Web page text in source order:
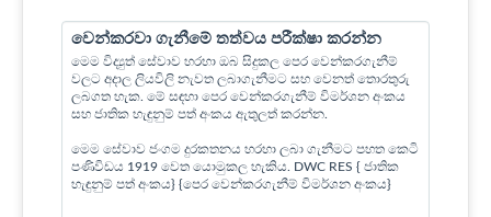
වෙන්කරවා ගැනීමේ තත්වය පරීක්ෂා කරන්න
මෙම විද්‍යුත් සේවාව හරහා ඔබ සිදුකල පෙර වෙන්කරගැනීම්
වලට අදාල ලියවිලි නැවත ලබාගැනීමට සහ වෙනත් තොරතුරු
ලබගත හැක. මේ සඳහා පෙර වෙන්කරගැනීම් විමර්ශන අංකය
සහ ජාතික හැඳුනුම් පත් අංකය ඇතුලත් කරන්න.
මෙම සේවාව ජංගම දුරකතනය හරහා ලබා ගැනීමට පහත කෙටි
පණිවිඩය 1919 වෙත යොමුකල හැකිය. DWC RES { ජාතික
හැඳුනුම් පත් අංකය} {පෙර වෙන්කරගැනීම් විමර්ශන අංකය}